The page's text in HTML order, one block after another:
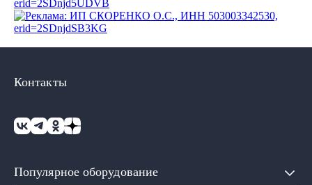
Популярное оборудование
Контакты